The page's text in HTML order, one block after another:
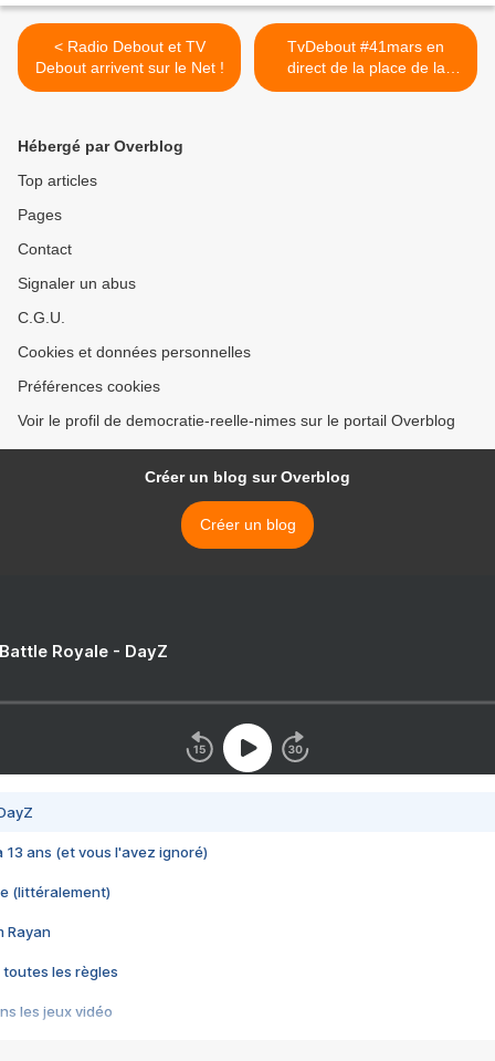
< Radio Debout et TV
Debout arrivent sur le Net !
TvDebout #41mars en
direct de la place de la
république >
Hébergé par Overblog
Top articles
Pages
Contact
Signaler un abus
C.G.U.
Cookies et données personnelles
Préférences cookies
Voir le profil de democratie-reelle-nimes sur le portail Overblog
Créer un blog sur Overblog
Créer un blog
Royale - DayZ
13 ans (et vous l'avez ignoré)
(littéralement)
Rayan
toutes les règles
les jeux vidéo